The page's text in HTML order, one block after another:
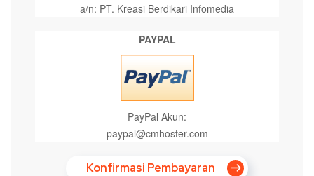
a/n: PT. Kreasi Berdikari Infomedia
PAYPAL
PayPal Akun:
paypal@cmhoster.com
Konfirmasi Pembayaran